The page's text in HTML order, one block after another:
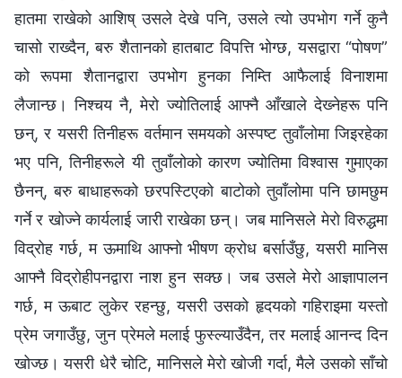
हातमा राखेको आशिष्‌ उसले देखे पनि, उसले त्यो उपभोग गर्ने कुनै
चासो राख्दैन, बरु शैतानको हातबाट विपत्ति भोग्छ, यसद्वारा “पोषण”
को रूपमा शैतानद्वारा उपभोग हुनका निम्ति आफैलाई विनाशमा
लैजान्छ। निश्चय नै, मेरो ज्योतिलाई आफ्‍नै आँखाले देख्‍नेहरू पनि
छन्, र यसरी तिनीहरू वर्तमान समयको अस्पष्ट तुवाँलोमा जिइरहेका
भए पनि, तिनीहरूले यी तुवाँलोको कारण ज्योतिमा विश्‍वास गुमाएका
छैनन्, बरु बाधाहरूको छरपस्टिएको बाटोको तुवाँलोमा पनि छामछुम
गर्ने र खोज्ने कार्यलाई जारी राखेका छन्। जब मानिसले मेरो विरुद्धमा
विद्रोह गर्छ, म ऊमाथि आफ्नो भीषण क्रोध बर्साउँछु, यसरी मानिस
आफ्नै विद्रोहीपनद्वारा नाश हुन सक्छ। जब उसले मेरो आज्ञापालन
गर्छ, म ऊबाट लुकेर रहन्छु, यसरी उसको हृदयको गहिराइमा यस्तो
प्रेम जगाउँछु, जुन प्रेमले मलाई फुस्ल्याउँदैन, तर मलाई आनन्द दिन
खोज्छ। यसरी धेरै चोटि, मानिसले मेरो खोजी गर्दा, मैले उसको साँचो